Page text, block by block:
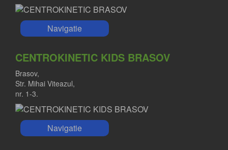
Navigatie
CENTROKINETIC KIDS BRASOV
Brasov,
Str. Mihai Viteazul,
nr. 1-3.
Navigatie